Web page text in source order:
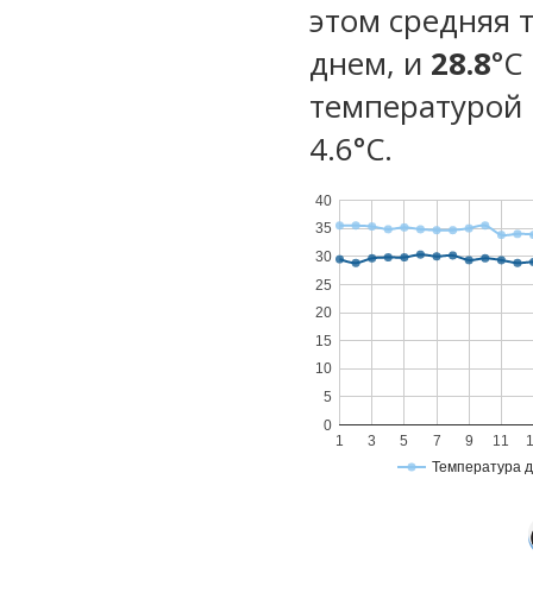
этом средняя
днем, и 28.8
температурой
4.6°С.
Температура
1 3 5 7 9 11
0
5
10
15
20
25
30
35
40